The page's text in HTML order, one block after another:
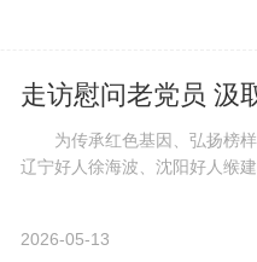
走访慰问老党员 汲
为传承红色基因、弘扬榜样
辽宁好人徐海波、沈阳好人缑
2026-05-13